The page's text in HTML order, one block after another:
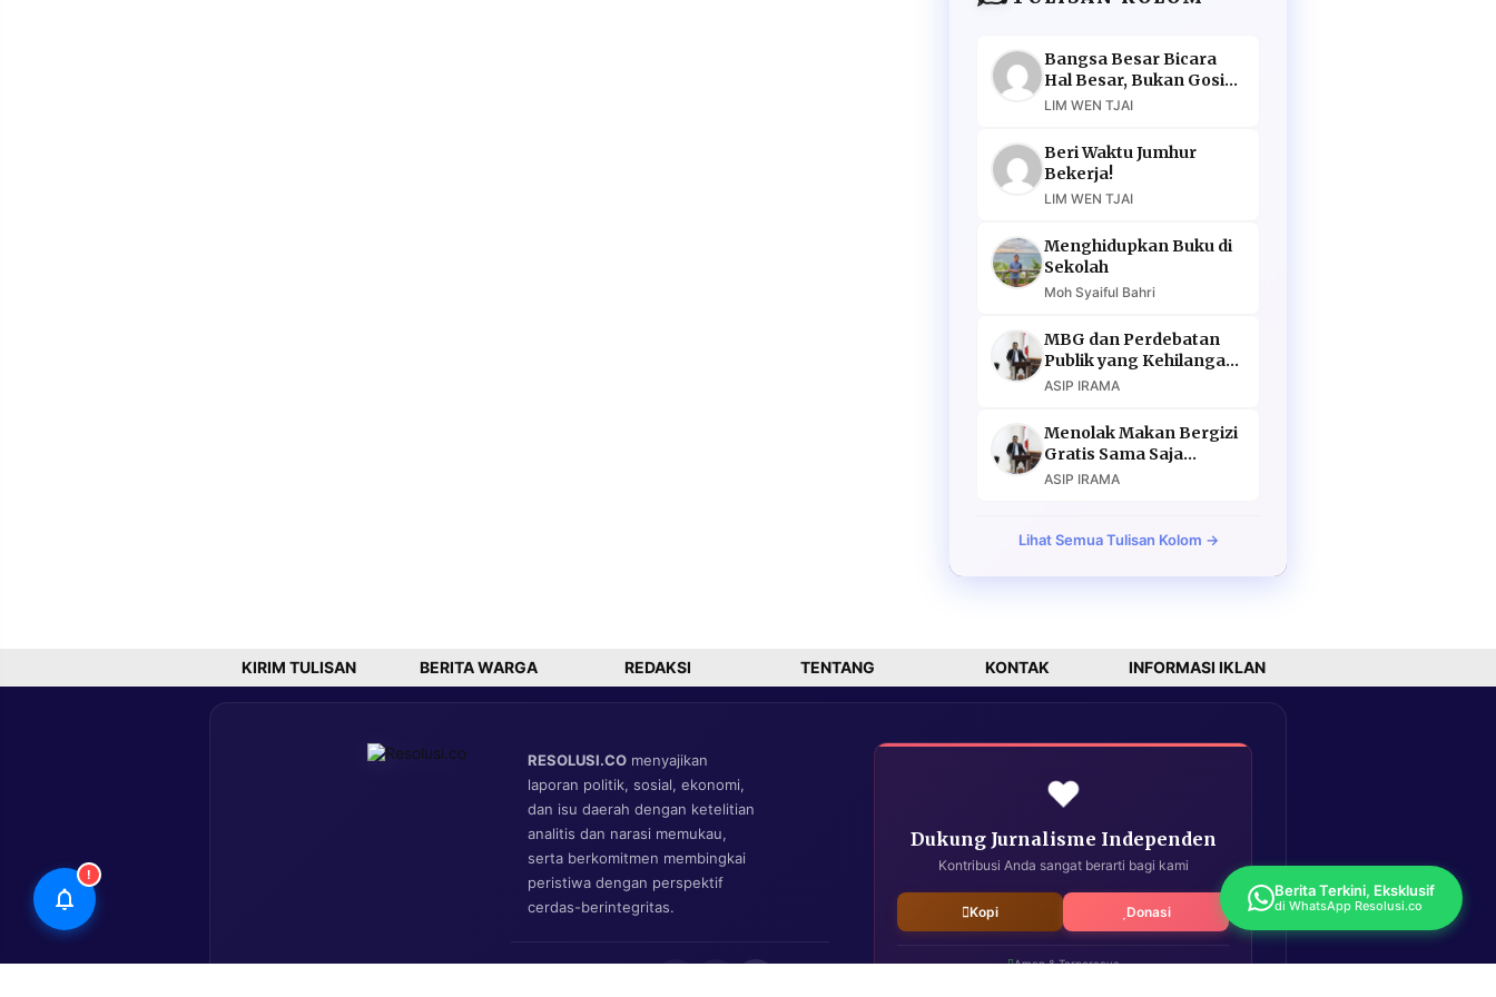
Bangsa Besar Bicara
Hal Besar, Bukan Gosip
Murahan
LIM WEN TJAI
Beri Waktu Jumhur
Bekerja!
LIM WEN TJAI
Menghidupkan Buku di
Sekolah
Moh Syaiful Bahri
MBG dan Perdebatan
Publik yang Kehilangan
Argumen
ASIP IRAMA
Menolak Makan Bergizi
Gratis Sama Saja
Menolak Masa Depan
ASIP IRAMA
Lihat Semua Tulisan Kolom →
KIRIM TULISAN BERITA WARGA REDAKSI TENTANG KONTAK INFORMASI IKLAN
RESOLUSI.CO menyajikan
laporan politik, sosial, ekonomi,
dan isu daerah dengan ketelitian
analitis dan narasi memukau,
serta berkomitmen membingkai
peristiwa dengan perspektif
cerdas-berintegritas.
❤️
Dukung Jurnalisme Independen
Kontribusi Anda sangat berarti bagi kami
Kopi Donasi
Aman & Terpercaya
!
Berita Terkini, Eksklusif
di WhatsApp Resolusi.co